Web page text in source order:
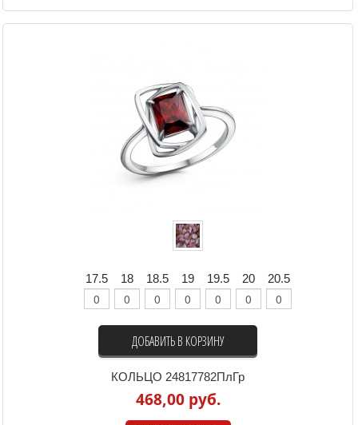
17.5 18 18.5 19 19.5 20 20.5
ДОБАВИТЬ В КОРЗИНУ
КОЛЬЦО 24817782ПлГр
468,00 руб.